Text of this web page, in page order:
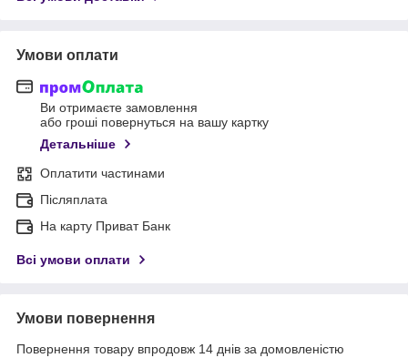
Умови оплати
Ви отримаєте замовлення
або гроші повернуться на вашу картку
Детальніше
Оплатити частинами
Післяплата
На карту Приват Банк
Всі умови оплати
Умови повернення
Повернення товару впродовж 14 днів за домовленістю